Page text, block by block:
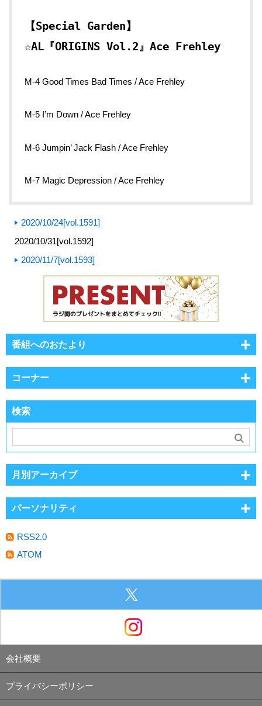
【Special Garden】
☆AL『ORIGINS Vol.2』Ace Frehley
M-4 Good Times Bad Times / Ace Frehley
M-5 I’m Down / Ace Frehley
M-6 Jumpin’ Jack Flash / Ace Frehley
M-7 Magic Depression / Ace Frehley
2020/10/24[vol.1591]
2020/10/31[vol.1592]
2020/11/7[vol.1593]
番組へのおたより
コーナー
検索
月別アーカイブ
パーソナリティ
RSS2.0
ATOM
会社概要
プライバシーポリシー